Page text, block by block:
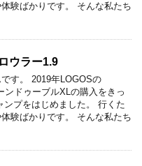
験ばかりです。 そんな私たち
ウラー1.9
す。 2019年LOGOSの
ンドゥーブルXLの購入をきっ
ンプをはじめました。 行くた
験ばかりです。 そんな私たち